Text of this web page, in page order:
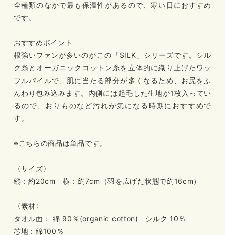
全種類のなかで最も保温性があるので、寒い日におすすめ
です。
おすすめポイント
根強いファンが多いのがこの「SILK」シリーズです。シル
ク糸とオーガニックコットン糸を立体的に織り上げたワッ
フルパイルで、肌に当たる部分が多くなるため、お尻をふ
んわり包み込みます。内側には起毛した生地が1枚入ってい
るので、おりものなど汚れが気になる時期におすすめで
す。
※こちらの商品は単品です。
〈サイズ〉
縦：約20cm 横：約7cm（羽を広げた状態で約16cm）
〈素材〉
タオル面： 綿 90％(organic cotton) シルク 10％
芯地：綿100％